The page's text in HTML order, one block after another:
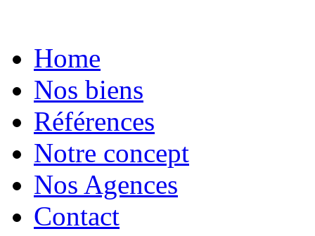
Home
Nos biens
Références
Notre concept
Nos Agences
Contact